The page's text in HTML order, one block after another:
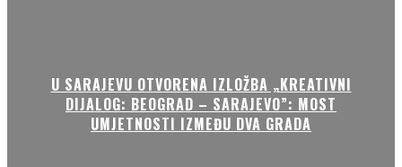
U SARAJEVU OTVORENA IZLOŽBA „KREATIVNI
DIJALOG: BEOGRAD – SARAJEVO”: MOST
UMJETNOSTI IZMEĐU DVA GRADA